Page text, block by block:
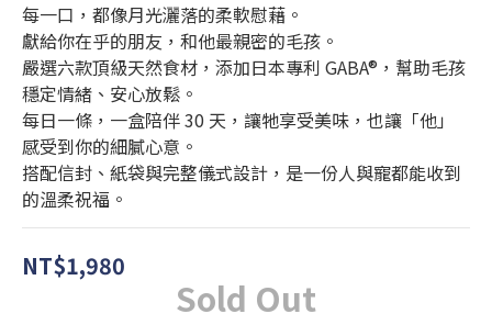
每一口，都像月光灑落的柔軟慰藉。
獻給你在乎的朋友，和他最親密的毛孩。
嚴選六款頂級天然食材，添加日本專利 GABA®，幫助毛孩
穩定情緒、安心放鬆。
每日一條，一盒陪伴 30 天，讓牠享受美味，也讓「他」
感受到你的細膩心意。
搭配信封、紙袋與完整儀式設計，是一份人與寵都能收到
的溫柔祝福。
NT$1,980
Sold Out